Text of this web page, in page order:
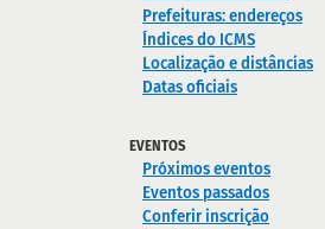
Prefeituras: endereços
Índices do ICMS
Localização e distâncias
Datas oficiais
EVENTOS
Próximos eventos
Eventos passados
Conferir inscrição